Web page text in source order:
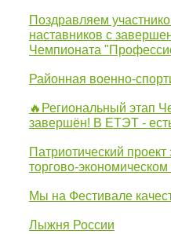
Поздравляем
наставников с
Чемпионата
Районная военно-
🔥Региональный этап
завершён! В ЕТЭТ -
Патриотический
торгово-
Мы на Фестивале
Лыжня России